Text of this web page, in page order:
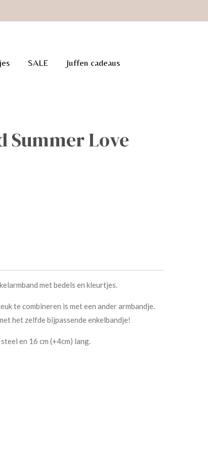
SALE Juffen cadeaus
Summer Love
met bedels en kleurtjes.
te combineren is met een ander armbandje.
het zelfde bijpassende enkelbandje!
en 16 cm (+4cm) lang.